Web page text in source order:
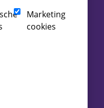
Marketing
cookies